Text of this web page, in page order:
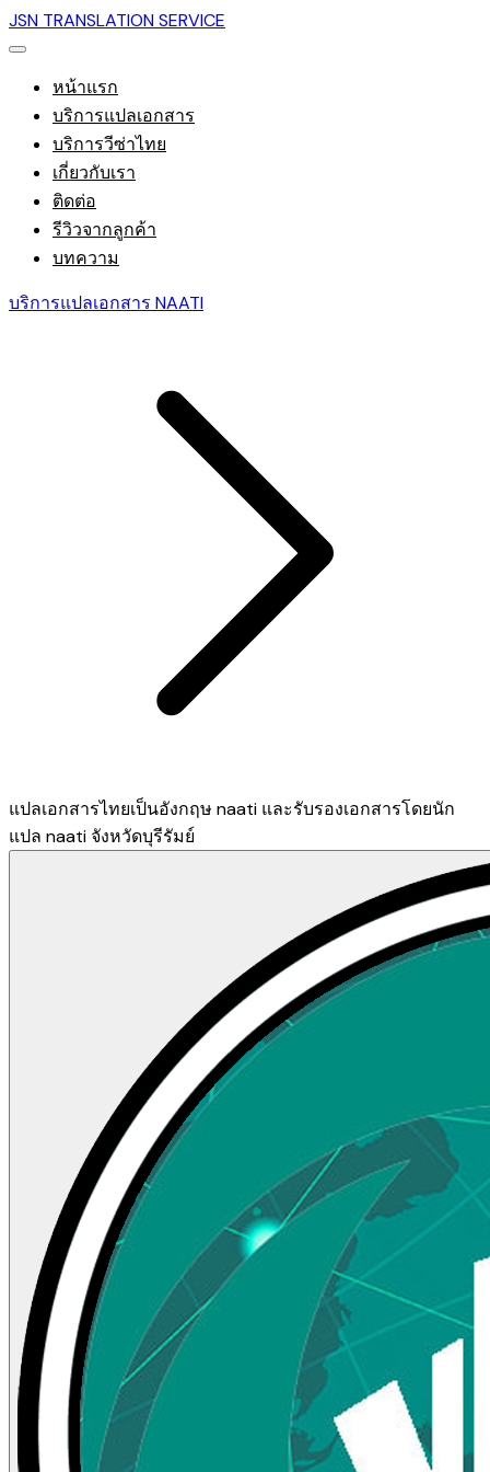
JSN TRANSLATION SERVICE
หน้าแรก
บริการแปลเอกสาร
บริการวีซ่าไทย
เกี่ยวกับเรา
ติดต่อ
รีวิวจากลูกค้า
บทความ
บริการแปลเอกสาร NAATI
แปลเอกสารไทยเป็นอังกฤษ naati และรับรองเอกสารโดยนัก
แปล naati จังหวัดบุรีรัมย์